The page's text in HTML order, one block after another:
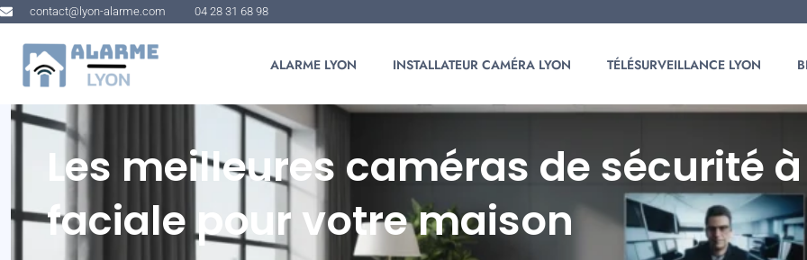
contact@lyon-alarme.com 04 28 31 68 98
ALARME LYON INSTALLATEUR CAMÉRA LYON TÉLÉSURVEILLANCE LYON
Les meilleures caméras de sécurité
faciale pour votre maison